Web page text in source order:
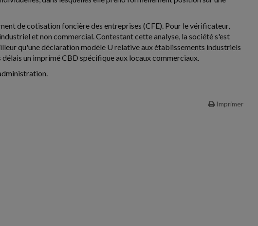
de cotisation foncière des entreprises (CFE). Pour le vérificateur,
et non commercial. Contestant cette analyse, la société s'est
qu'une déclaration modèle U relative aux établissements industriels
un imprimé CBD spécifique aux locaux commerciaux.
Imprimer